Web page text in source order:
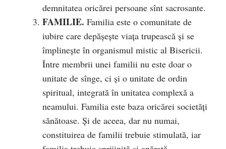
demnitatea oricărei persoane sînt sacrosante.
FAMILIE. Familia este o comunitate de
iubire care depăşeşte viaţa trupească şi se
împlinește în organismul mistic al Bisericii.
Între membrii unei familii nu este doar o
unitate de sînge, ci şi o unitate de ordin
spiritual, integrată în unitatea complexă a
neamului. Familia este baza oricărei societăți
sănătoase. Și de aceea, dar nu numai,
constituirea de familii trebuie stimulată, iar